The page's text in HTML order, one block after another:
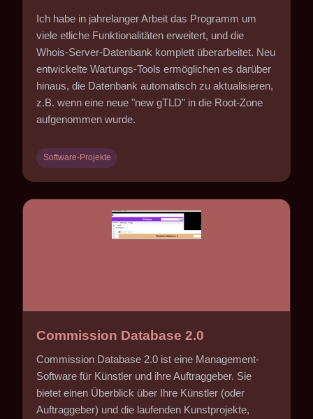
Ich habe in jahrelanger Arbeit das Programm um
viele etliche Funktionalitäten erweitert, und die
Whois-Server-Datenbank komplett überarbeitet. Neu
entwickelte Wartungs-Tools ermöglichen es darüber
hinaus, die Datenbank automatisch zu aktualisieren,
z.B. wenn eine neue "new gTLD" in die Root-Zone
aufgenommen wurde.
Software-Projekte
Commission Database 2.0
Commission Database 2.0 ist eine Management-
Software für Künstler und ihre Auftraggeber. Sie
bietet einen Überblick über Ihre Künstler (oder
Auftraggeber) und die laufenden Kunstprojekte,